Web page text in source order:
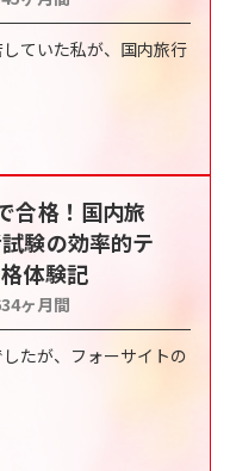
ていた私が、国内旅行
合格！国内旅
験の効率的テ
体験記
ヶ月間
たが、フォーサイトの